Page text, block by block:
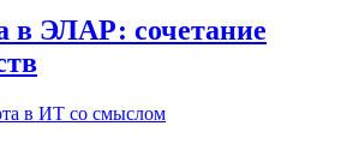
в ЭЛАР: сочетание